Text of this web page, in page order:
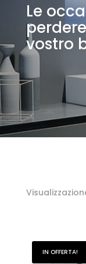
Le
vostro
IN OFFERTA!